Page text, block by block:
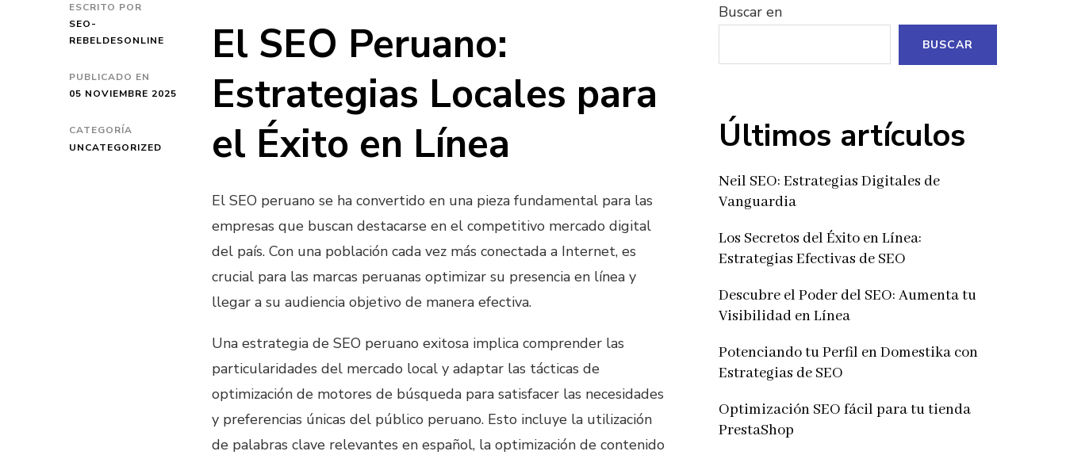
ESCRITO POR
SEO-
REBELDESONLINE
PUBLICADO EN
05 NOVIEMBRE 2025
CATEGORÍA
UNCATEGORIZED
El SEO Peruano:
Estrategias Locales para
el Éxito en Línea
El SEO peruano se ha convertido en una pieza fundamental para las
empresas que buscan destacarse en el competitivo mercado digital
del país. Con una población cada vez más conectada a Internet, es
crucial para las marcas peruanas optimizar su presencia en línea y
llegar a su audiencia objetivo de manera efectiva.
Una estrategia de SEO peruano exitosa implica comprender las
particularidades del mercado local y adaptar las tácticas de
optimización de motores de búsqueda para satisfacer las necesidades
y preferencias únicas del público peruano. Esto incluye la utilización
de palabras clave relevantes en español, la optimización de contenido
Buscar en
BUSCAR
Últimos artículos
Neil SEO: Estrategias Digitales de
Vanguardia
Los Secretos del Éxito en Línea:
Estrategias Efectivas de SEO
Descubre el Poder del SEO: Aumenta tu
Visibilidad en Línea
Potenciando tu Perfil en Domestika con
Estrategias de SEO
Optimización SEO fácil para tu tienda
PrestaShop